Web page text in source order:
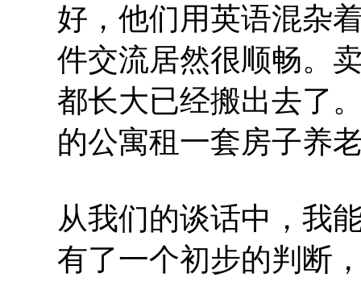
好，他们用英语混杂
件交流居然很顺畅。
都长大已经搬出去了
的公寓租一套房子养
从我们的谈话中，我
有了一个初步的判断